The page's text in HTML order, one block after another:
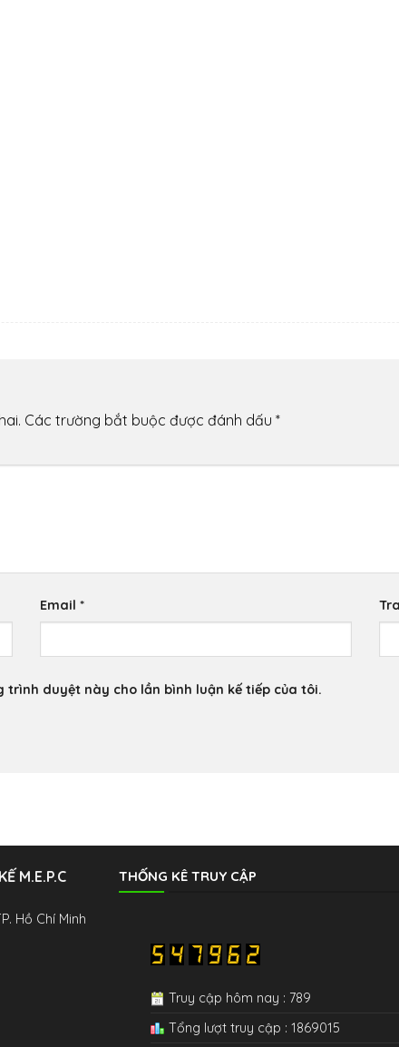
Các trường bắt buộc được đánh dấu *
Email*
duyệt này cho lần bình luận kế tiếp của tôi.
M.E.P.C
Hồ Chí Minh
THỐNG KÊ TRUY CẬP
Truy cập hôm nay : 789
Tổng lượt truy cập : 1869015